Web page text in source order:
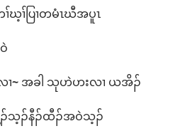
ဃ့ၢ်ပြၢ​တမံၤဃီ​အ​ပူၤ
~အခါ သု​ဟဲဟး​လၢ ယ​အိၣ်
သ့ၣ်နီၣ်​ထီၣ်​အဝဲသ့ၣ်